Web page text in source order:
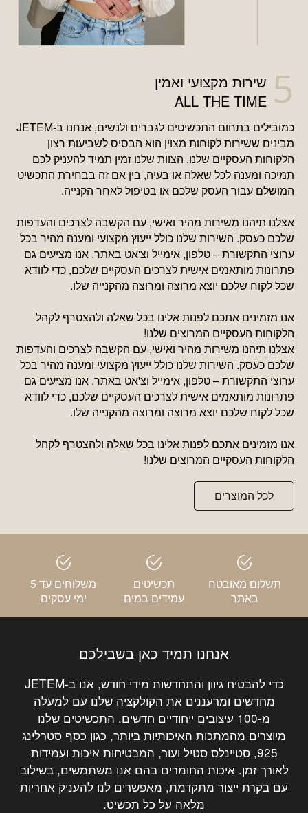
שירות מקצועי ואמין
ALL THE TIME
כמובילים בתחום התכשיטים לגברים ולנשים, אנחנו ב-JETEM
מבינים ששירות לקוחות מצוין הוא הבסיס לשביעות רצון
הלקוחות העסקיים שלנו. הצוות שלנו זמין תמיד להעניק לכם
תמיכה ומענה לכל שאלה או בעיה, בין אם זה בבחירת התכשיט
המושלם עבור העסק שלכם או בטיפול לאחר הקנייה.
אצלנו תיהנו משירות מהיר ואישי, עם הקשבה לצרכים והעדפות
שלכם כעסק. השירות שלנו כולל ייעוץ מקצועי ומענה מהיר בכל
ערוצי התקשורת – טלפון, אימייל וצ'אט באתר. אנו מציעים גם
פתרונות מותאמים אישית לצרכים העסקיים שלכם, כדי לוודא
שכל לקוח שלכם יוצא מרוצה ומרוצה מהקנייה שלו.
אנו מזמינים אתכם לפנות אלינו בכל שאלה ולהצטרף לקהל
הלקוחות העסקיים המרוצים שלנו!
אצלנו תיהנו משירות מהיר ואישי, עם הקשבה לצרכים והעדפות
שלכם כעסק. השירות שלנו כולל ייעוץ מקצועי ומענה מהיר בכל
ערוצי התקשורת – טלפון, אימייל וצ'אט באתר. אנו מציעים גם
פתרונות מותאמים אישית לצרכים העסקיים שלכם, כדי לוודא
שכל לקוח שלכם יוצא מרוצה ומרוצה מהקנייה שלו.
אנו מזמינים אתכם לפנות אלינו בכל שאלה ולהצטרף לקהל
הלקוחות העסקיים המרוצים שלנו!
לכל המוצרים
תשלום מאובטח
באתר
תכשיטים
עמידים במים
משלוחים עד 5
ימי עסקים
אנחנו תמיד כאן בשבילכם
כדי להבטיח גיוון והתחדשות מידי חודש, אנו ב-JETEM
מחדשים ומרעננים את הקולקציה שלנו עם למעלה
מ-100 עיצובים ייחודיים חדשים. התכשיטים שלנו
מיוצרים מהמתכות האיכותיות ביותר, כגון כסף סטרלינג
925, סטיינלס סטיל ועור, המבטיחות איכות ועמידות
לאורך זמן. איכות החומרים בהם אנו משתמשים, בשילוב
עם בקרת ייצור מתקדמת, מאפשרים לנו להעניק אחריות
מלאה על כל תכשיט.